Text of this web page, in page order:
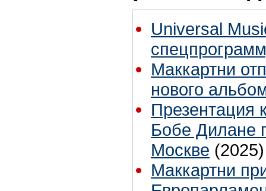
Universal
Маккартни
нового
Презентация
Бобе Дилане
Москве (2025)
Маккартни